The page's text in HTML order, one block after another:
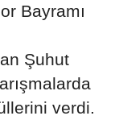
Bayramı
Şuhut
verdi.